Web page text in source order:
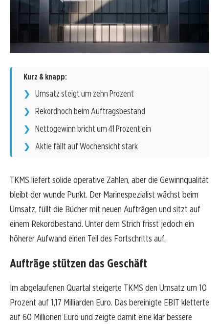
Kurz & knapp:
Umsatz steigt um zehn Prozent
Rekordhoch beim Auftragsbestand
Nettogewinn bricht um 41 Prozent ein
Aktie fällt auf Wochensicht stark
TKMS liefert solide operative Zahlen, aber die Gewinnqualität
bleibt der wunde Punkt. Der Marinespezialist wächst beim
Umsatz, füllt die Bücher mit neuen Aufträgen und sitzt auf
einem Rekordbestand. Unter dem Strich frisst jedoch ein
höherer Aufwand einen Teil des Fortschritts auf.
Aufträge stützen das Geschäft
Im abgelaufenen Quartal steigerte TKMS den Umsatz um 10
Prozent auf 1,17 Milliarden Euro. Das bereinigte EBIT kletterte
auf 60 Millionen Euro und zeigte damit eine klar bessere